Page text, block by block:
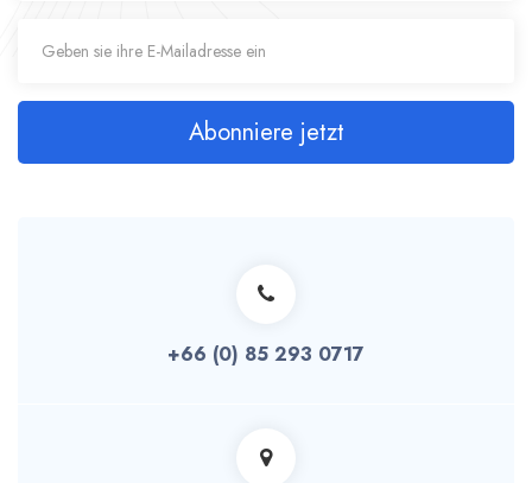
Abonniere jetzt
+66 (0) 85 293 0717